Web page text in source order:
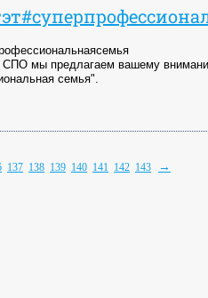
мы предлагаем вашему
семья".
137 138 139 140 141 142 143 →